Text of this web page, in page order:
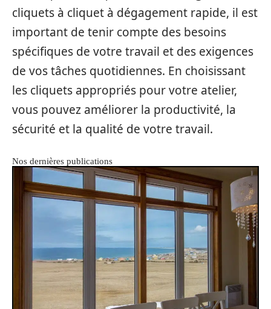
cliquets à cliquet à dégagement rapide, il est
important de tenir compte des besoins
spécifiques de votre travail et des exigences
de vos tâches quotidiennes. En choisissant
les cliquets appropriés pour votre atelier,
vous pouvez améliorer la productivité, la
sécurité et la qualité de votre travail.
Nos dernières publications